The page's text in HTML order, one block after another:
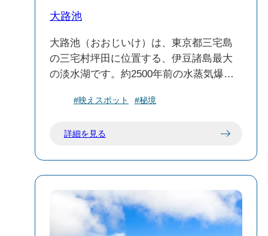
大路池
大路池（おおじいけ）は、東京都三宅島
の三宅村坪田に位置する、伊豆諸島最大
の淡水湖です。約2500年前の水蒸気爆発
葉樹の森に囲まれています。
🐦自然と野鳥観察
であるアカコッコやイイジマムシクイな
ど、希少な野鳥が生息しています。ま
た、池の北側には桟橋があり、休憩所や
#映えスポット #秘境
詳細を見る